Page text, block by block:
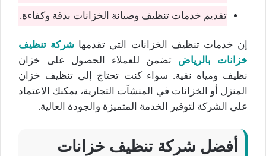
تقديم خدمات تنظيف وصيانة الخزانات بدقة وكفاءة.
إن خدمات تنظيف الخزانات التي تقدمها شركة تنظيف
خزانات بالرياض
تضمن للعملاء الحصول على خزان
نظيف ومياه نقية. سواء كنت تحتاج إلى تنظيف خزان
المنزل أو الخزانات في المنشآت التجارية، يمكنك الاعتماد
على الشركة لتوفير الخدمة المتميزة والجودة العالية.
أفضل شركة تنظيف خزانات